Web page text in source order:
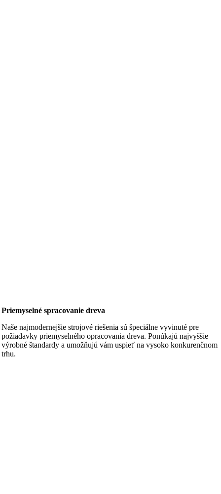
Priemyselné spracovanie dreva
Naše najmodernejšie strojové riešenia sú špeciálne vyvinuté pre
požiadavky priemyselného opracovania dreva. Ponúkajú najvyššie
výrobné štandardy a umožňujú vám uspieť na vysoko konkurenčnom
trhu.